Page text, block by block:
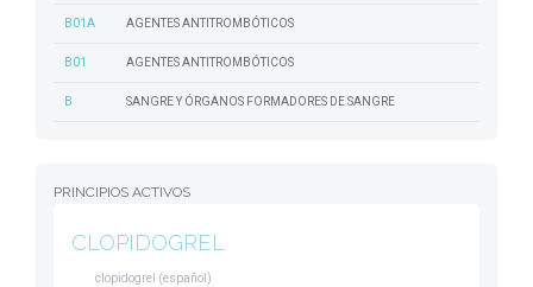
B01A AGENTES ANTITROMBÓTICOS
B01 AGENTES ANTITROMBÓTICOS
B SANGRE Y ÓRGANOS FORMADORES DE SANGRE
PRINCIPIOS ACTIVOS
CLOPIDOGREL
clopidogrel (español)